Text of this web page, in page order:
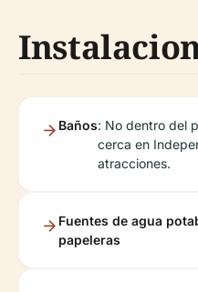
Baños: No dentro del
cerca en
atracciones.
Fuentes de agua
papeleras